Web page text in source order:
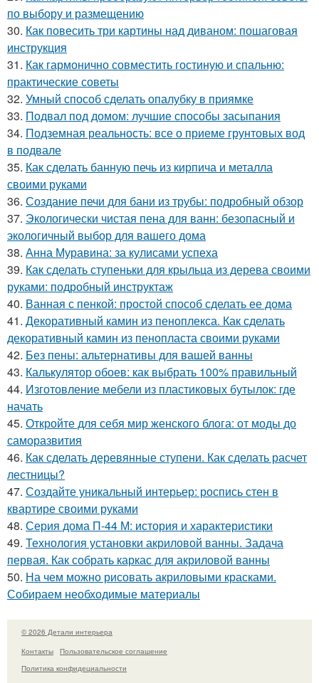
по выбору и размещению
30. Как повесить три картины над диваном: пошаговая
инструкция
31. Как гармонично совместить гостиную и спальню:
практические советы
32. Умный способ сделать опалубку в приямке
33. Подвал под домом: лучшие способы засыпания
34. Подземная реальность: все о приеме грунтовых вод
в подвале
35. Как сделать банную печь из кирпича и металла
своими руками
36. Создание печи для бани из трубы: подробный обзор
37. Экологически чистая пена для ванн: безопасный и
экологичный выбор для вашего дома
38. Анна Муравина: за кулисами успеха
39. Как сделать ступеньки для крыльца из дерева своими
руками: подробный инструктаж
40. Ванная с пенкой: простой способ сделать ее дома
41. Декоративный камин из пеноплекса. Как сделать
декоративный камин из пенопласта своими руками
42. Без пены: альтернативы для вашей ванны
43. Калькулятор обоев: как выбрать 100% правильный
44. Изготовление мебели из пластиковых бутылок: где
начать
45. Откройте для себя мир женского блога: от моды до
саморазвития
46. Как сделать деревянные ступени. Как сделать расчет
лестницы?
47. Создайте уникальный интерьер: роспись стен в
квартире своими руками
48. Серия дома П-44 М: история и характеристики
49. Технология установки акриловой ванны. Задача
первая. Как собрать каркас для акриловой ванны
50. На чем можно рисовать акриловыми красками.
Собираем необходимые материалы
© 2026 Детали интерьера
Контакты
Пользовательское соглашение
Политика конфидециальности